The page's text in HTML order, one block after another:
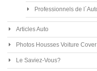
Professionnels de
Articles Auto
Photos Housses Voiture
Le Saviez-Vous?